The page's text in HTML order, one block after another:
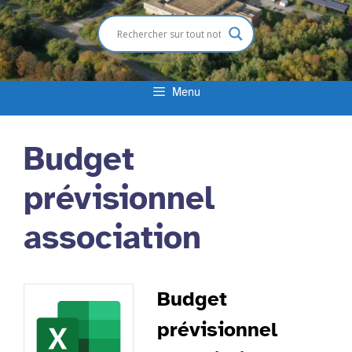
Menu
Budget
prévisionnel
association
Budget
prévisionnel